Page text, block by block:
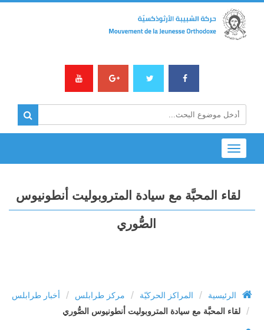
Toggle
navigation
لقاء المحبَّة مع سيادة المتروبوليت أنطونيوس
الصُّوري
الرئيسية / المراكز الحركيّة / مركز طرابلس / أخبار طرابلس
/ لقاء المحبَّة مع سيادة المتروبوليت أنطونيوس الصُّوري